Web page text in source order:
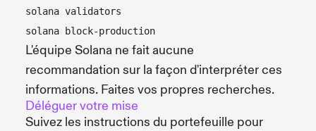
solana validators
solana block-production
L'équipe Solana ne fait aucune
recommandation sur la façon d'interpréter ces
informations. Faites vos propres recherches.
Déléguer votre mise
Suivez les instructions du portefeuille pour